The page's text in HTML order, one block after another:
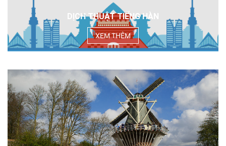
DỊCH THUẬT TIẾNG HÀN
XEM THÊM